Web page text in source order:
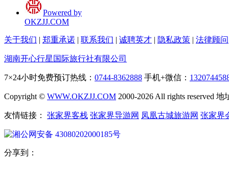
Powered by
OKZJJ.COM
关于我们 | 郑重承诺 | 联系我们 | 诚聘英才 | 隐私政策 | 法律顾问
湖南开心行星国际旅行社有限公司
7×24小时免费预订热线： 0744-8362888 手机+微信：
Copyright © WWW.OKZJJ.COM 2000-2026 All rights reserved
友情链接： 张家界客栈 张家界导游网 凤凰古城旅游网 张家界
湘公网安备 43080202000185号
分享到：